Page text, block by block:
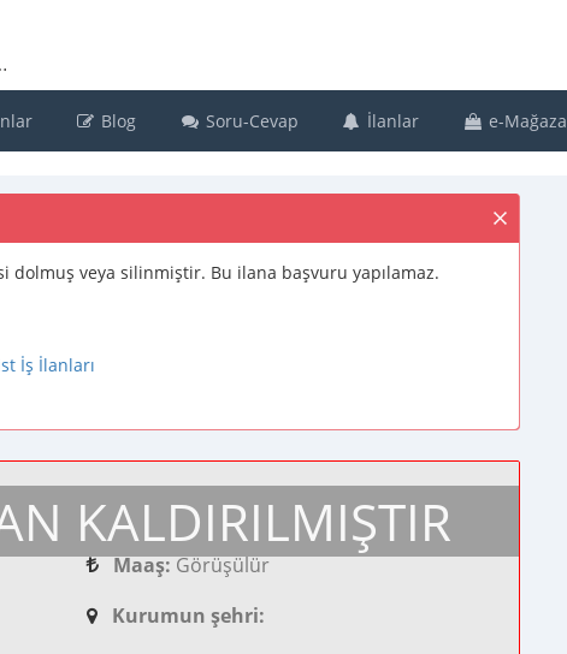
Blog Soru-Cevap İlanlar e-Mağaza
dolmuş veya silinmiştir. Bu ilana başvuru yapılamaz.
İş İlanları
KALDIRILMIŞTIR
Maaş:Görüşülür
Kurumun şehri: